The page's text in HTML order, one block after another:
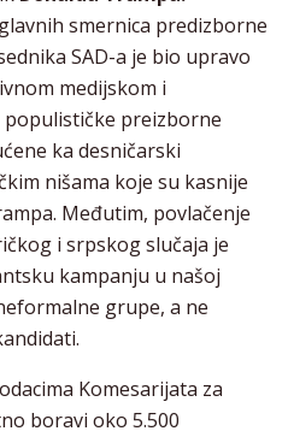
smernica predizborne
SAD-a je bio upravo
medijskom i
preizborne
ka desničarski
nišama koje su kasnije
Međutim, povlačenje
i srpskog slučaja je
kampanju u našoj
grupe, a ne
Komesarijata za
boravi oko 5.500